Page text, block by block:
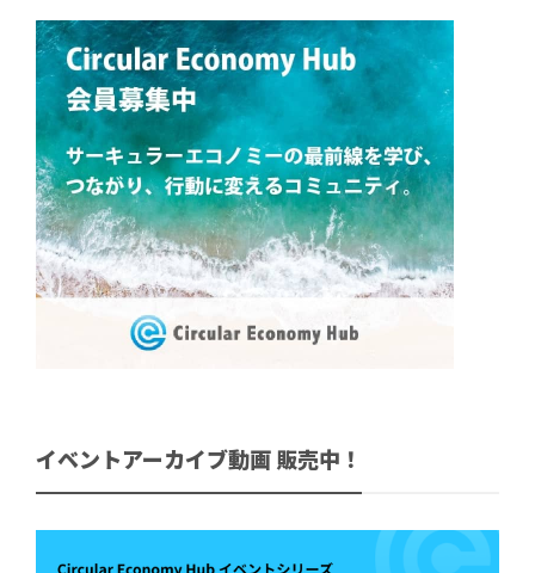
イベントアーカイブ動画 販売中！